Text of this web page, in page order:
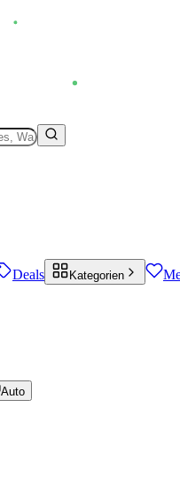
Deals Kategorien
Auto